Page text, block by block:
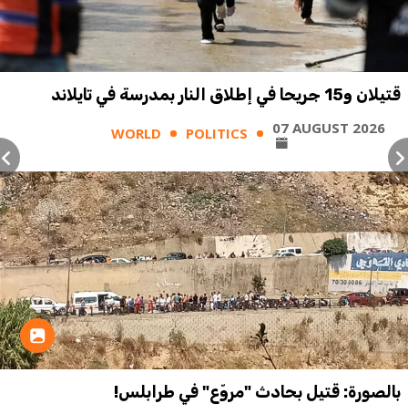
قتيلان و15 جريحا في إطلاق النار بمدرسة في تايلاند
WORLD POLITICS 07 AUGUST 2026
بالصورة: قتيل بحادث "مروّع" في طرابلس!